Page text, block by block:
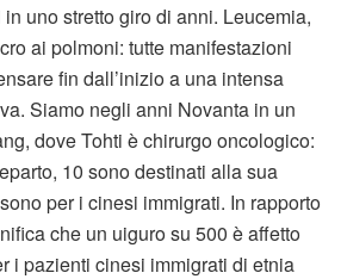
uno stretto giro di anni. Leucemia,
ai polmoni: tutte manifestazioni
fin dall’inizio a una intensa
Siamo negli anni Novanta in un
dove Tohti è chirurgo oncologico:
10 sono destinati alla sua
per i cinesi immigrati. In rapporto
che un uiguro su 500 è affetto
i pazienti cinesi immigrati di etnia